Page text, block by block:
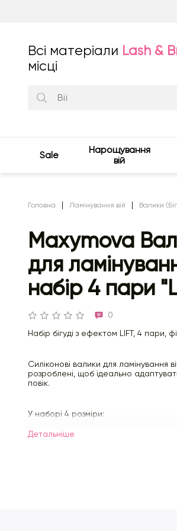
Всі матеріали Lash &
місці
Sale
Нарощування
вій
Головна Ламінування вій Валики
Maxymova
для
набір 4 пари
0
Набір бігуді з ефектом LIFT, 4 пари,
Силіконові валики для ламінування
розроблені, щоб ідеально
повік.
У наборі 4 розміри:
S1, М1, L1, ХL1
Детальнiше